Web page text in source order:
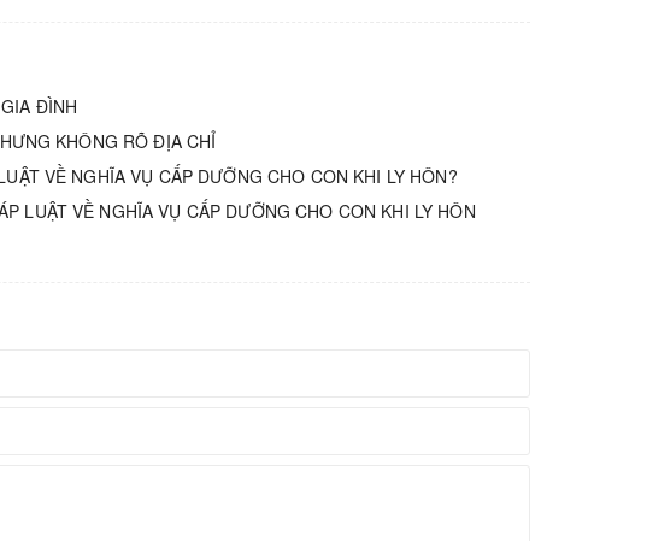
ĐÌNH
KHÔNG RÕ ĐỊA CHỈ
VỀ NGHĨA VỤ CẤP DƯỠNG CHO CON KHI LY HÔN?
LUẬT VỀ NGHĨA VỤ CẤP DƯỠNG CHO CON KHI LY HÔN